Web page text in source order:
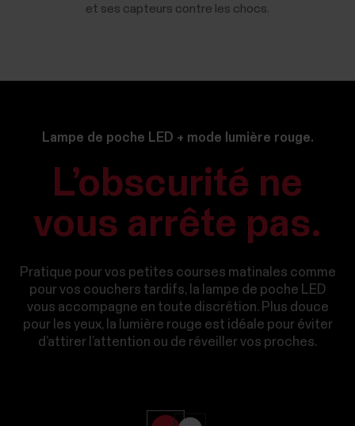
et ses capteurs contre les chocs.
Lampe de poche LED + mode lumière rouge.
L’obscurité ne
vous arrête pas.
Pratique pour vos petites courses matinales comme
pour vos couchers tardifs, la lampe de poche LED
vous accompagne en toute discrétion. Plus douce
pour les yeux, la lumière rouge est idéale pour éviter
d’attirer l’attention ou de réveiller vos proches.